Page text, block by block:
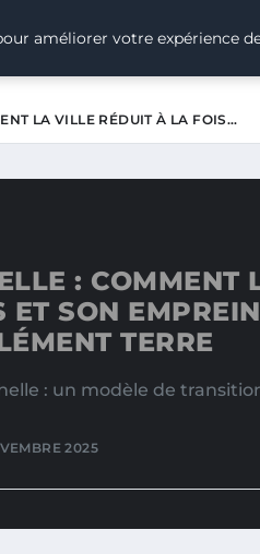
POUR LE
LA VILLE RÉDUIT À LA FOIS…
:
ET SON
TERRE
: un modèle de
2025
améliorer votre expérience